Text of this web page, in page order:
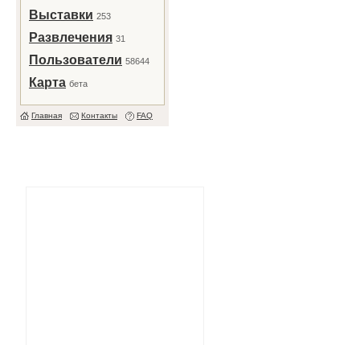
Выставки 253
Развлечения 31
Пользователи 58644
Карта бета
Главная Контакты FAQ